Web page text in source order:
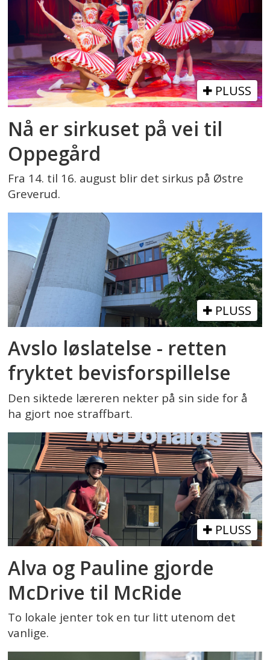
PLUSS
Nå er sirkuset på vei til
Oppegård
Fra 14. til 16. august blir det sirkus på Østre
Greverud.
PLUSS
Avslo løslatelse - retten
fryktet bevisforspillelse
Den siktede læreren nekter på sin side for å
ha gjort noe straffbart.
PLUSS
Alva og Pauline gjorde
McDrive til McRide
To lokale jenter tok en tur litt utenom det
vanlige.